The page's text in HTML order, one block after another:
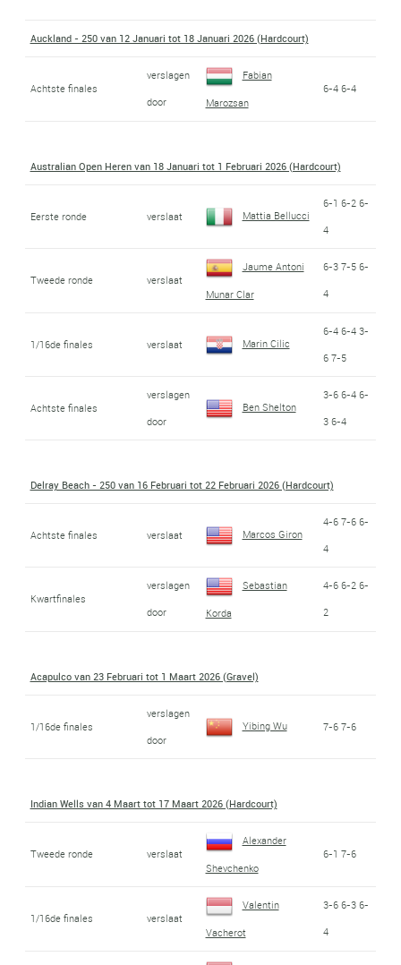
Auckland - 250 van 12 Januari tot 18 Januari 2026 (Hardcourt)
Achtste finales
verslagen
door
Fabian
Marozsan
6-4 6-4
Australian Open Heren van 18 Januari tot 1 Februari 2026 (Hardcourt)
Eerste ronde verslaat Mattia Bellucci
6-1 6-2 6-
4
Tweede ronde verslaat
Jaume Antoni
Munar Clar
6-3 7-5 6-
4
1/16de finales verslaat Marin Cilic
6-4 6-4 3-
6 7-5
Achtste finales
verslagen
door
Ben Shelton
3-6 6-4 6-
3 6-4
Delray Beach - 250 van 16 Februari tot 22 Februari 2026 (Hardcourt)
Achtste finales verslaat Marcos Giron
4-6 7-6 6-
4
Kwartfinales
verslagen
door
Sebastian
Korda
4-6 6-2 6-
2
Acapulco van 23 Februari tot 1 Maart 2026 (Gravel)
1/16de finales
verslagen
door
Yibing Wu 7-6 7-6
Indian Wells van 4 Maart tot 17 Maart 2026 (Hardcourt)
Tweede ronde verslaat
Alexander
Shevchenko
6-1 7-6
1/16de finales verslaat
Valentin
Vacherot
3-6 6-3 6-
4